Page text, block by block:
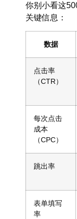
你别小看这
关键信息：
数据
点击率
（CTR）
每次点击
成本
（CPC）
跳出率
表单填写
率